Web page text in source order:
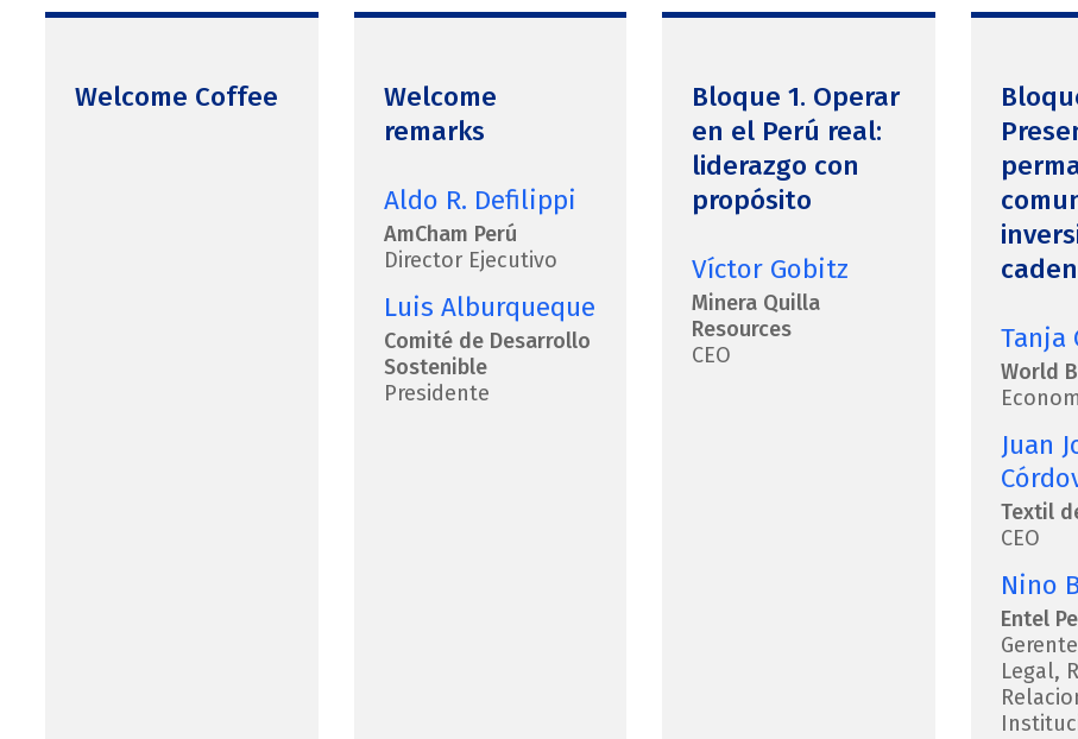
Welcome Coffee
Welcome
remarks
Aldo R. Defilippi
AmCham Perú
Director Ejecutivo
Luis Alburqueque
Comité de Desarrollo
Sostenible
Presidente
Bloque 1. Operar
en el Perú real:
liderazgo con
propósito
Víctor Gobitz
Minera Quilla
Resources
CEO
Tanja
World
Juan
Textil
CEO
Nino
Entel
Legal,